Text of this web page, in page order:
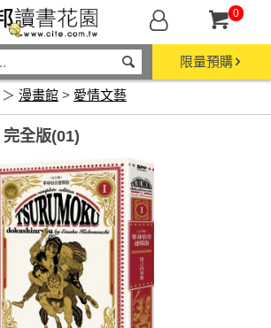
0
限量預購
＞ 漫畫館 > 愛情文藝
全版(01)